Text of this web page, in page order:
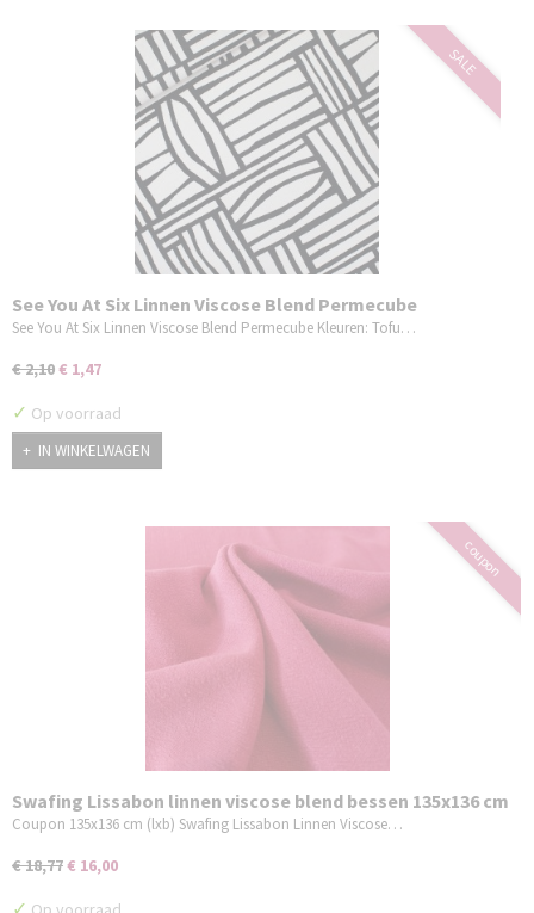
SALE
See You At Six Linnen Viscose Blend Permecube
See You At Six Linnen Viscose Blend Permecube Kleuren: Tofu…
€ 2,10€ 1,47
✓ Op voorraad
IN WINKELWAGEN
coupon
Swafing Lissabon linnen viscose blend bessen 135x136 cm
Coupon 135x136 cm (lxb) Swafing Lissabon Linnen Viscose…
€ 18,77€ 16,00